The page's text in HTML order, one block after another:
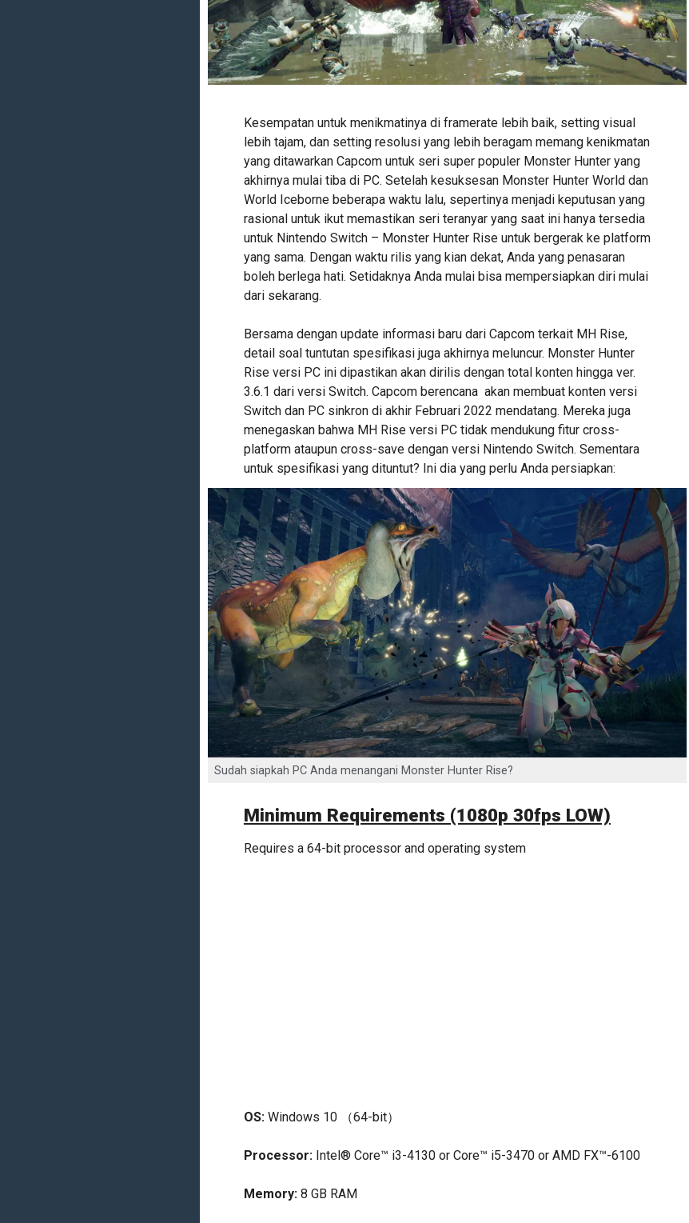
Kesempatan untuk menikmatinya di framerate lebih baik, setting visual
lebih tajam, dan setting resolusi yang lebih beragam memang kenikmatan
yang ditawarkan Capcom untuk seri super populer Monster Hunter yang
akhirnya mulai tiba di PC. Setelah kesuksesan Monster Hunter World dan
World Iceborne beberapa waktu lalu, sepertinya menjadi keputusan yang
rasional untuk ikut memastikan seri teranyar yang saat ini hanya tersedia
untuk Nintendo Switch – Monster Hunter Rise untuk bergerak ke platform
yang sama. Dengan waktu rilis yang kian dekat, Anda yang penasaran
boleh berlega hati. Setidaknya Anda mulai bisa mempersiapkan diri mulai
dari sekarang.
Bersama dengan update informasi baru dari Capcom terkait MH Rise,
detail soal tuntutan spesifikasi juga akhirnya meluncur. Monster Hunter
Rise versi PC ini dipastikan akan dirilis dengan total konten hingga ver.
3.6.1 dari versi Switch. Capcom berencana akan membuat konten versi
Switch dan PC sinkron di akhir Februari 2022 mendatang. Mereka juga
menegaskan bahwa MH Rise versi PC tidak mendukung fitur cross-
platform ataupun cross-save dengan versi Nintendo Switch. Sementara
untuk spesifikasi yang dituntut? Ini dia yang perlu Anda persiapkan:
Sudah siapkah PC Anda menangani Monster Hunter Rise?
Minimum Requirements (1080p 30fps LOW)
Requires a 64-bit processor and operating system
OS:Windows 10 （64-bit）
Processor:Intel® Core™ i3-4130 or Core™ i5-3470 or AMD FX™-6100
Memory:8 GB RAM